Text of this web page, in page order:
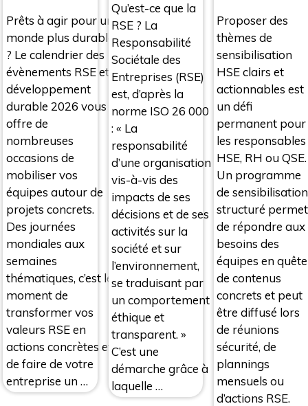
Prêts à agir pour un
monde plus durable
? Le calendrier des
évènements RSE et
développement
durable 2026 vous
offre de
nombreuses
occasions de
mobiliser vos
équipes autour de
projets concrets.
Des journées
mondiales aux
semaines
thématiques, c’est le
moment de
transformer vos
valeurs RSE en
actions concrètes et
de faire de votre
entreprise un …
Qu’est-ce que la
RSE ? La
Responsabilité
Sociétale des
Entreprises (RSE)
est, d’après la
norme ISO 26 000
: « La
responsabilité
d’une organisation
vis-à-vis des
impacts de ses
décisions et de ses
activités sur la
société et sur
l’environnement,
se traduisant par
un comportement
éthique et
transparent. »
C’est une
démarche grâce à
laquelle …
Proposer des
thèmes de
sensibilisation
HSE clairs et
actionnables est
un défi
permanent pour
les responsables
HSE, RH ou QSE.
Un programme
de sensibilisation
structuré permet
de répondre aux
besoins des
équipes en quête
de contenus
concrets et peut
être diffusé lors
de réunions
sécurité, de
plannings
mensuels ou
d’actions RSE.